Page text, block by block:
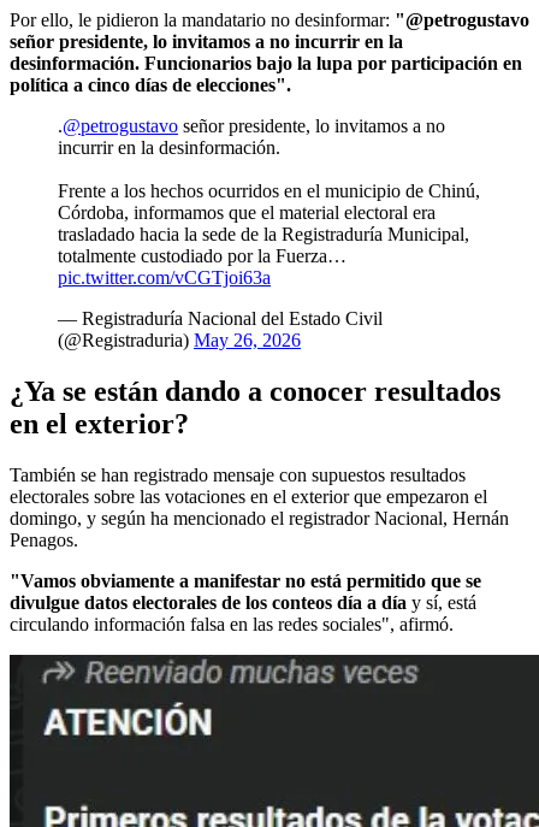
Por ello, le pidieron la mandatario no desinformar: "@petrogustavo
señor presidente, lo invitamos a no incurrir en la
desinformación. Funcionarios bajo la lupa por participación en
política a cinco días de elecciones".
.@petrogustavo señor presidente, lo invitamos a no
incurrir en la desinformación.
Frente a los hechos ocurridos en el municipio de Chinú,
Córdoba, informamos que el material electoral era
trasladado hacia la sede de la Registraduría Municipal,
totalmente custodiado por la Fuerza…
pic.twitter.com/vCGTjoi63a
— Registraduría Nacional del Estado Civil
(@Registraduria) May 26, 2026
¿Ya se están dando a conocer resultados
en el exterior?
También se han registrado mensaje con supuestos resultados
electorales sobre las votaciones en el exterior que empezaron el
domingo, y según ha mencionado el registrador Nacional, Hernán
Penagos.
"Vamos obviamente a manifestar no está permitido que se
divulgue datos electorales de los conteos día a día y sí, está
circulando información falsa en las redes sociales", afirmó.